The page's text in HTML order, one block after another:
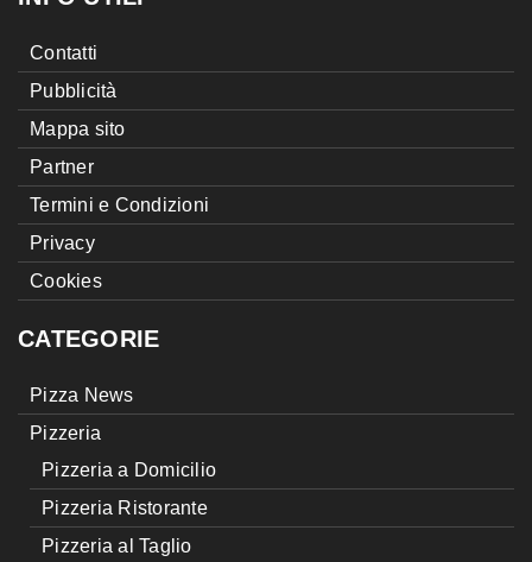
Contatti
Pubblicità
Mappa sito
Partner
Termini e Condizioni
Privacy
Cookies
CATEGORIE
Pizza News
Pizzeria
Pizzeria a Domicilio
Pizzeria Ristorante
Pizzeria al Taglio